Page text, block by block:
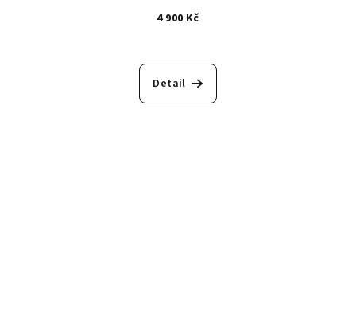
4 900 Kč
Detail